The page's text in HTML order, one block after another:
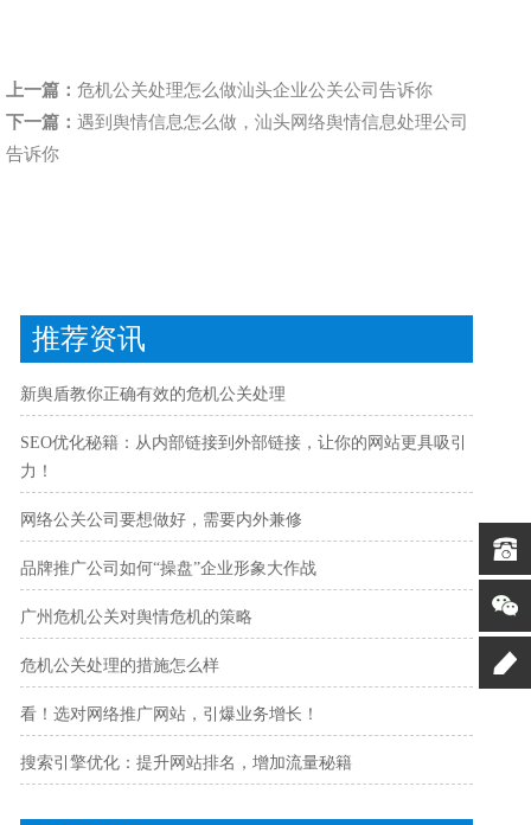
上一篇： 危机公关处理怎么做汕头企业公关公司告诉你
下一篇： 遇到舆情信息怎么做，汕头网络舆情信息处理公司
告诉你
推荐资讯
新舆盾教你正确有效的危机公关处理
SEO优化秘籍：从内部链接到外部链接，让你的网站更具吸引
力！
网络公关公司要想做好，需要内外兼修
品牌推广公司如何“操盘”企业形象大作战
广州危机公关对舆情危机的策略
危机公关处理的措施怎么样
看！选对网络推广网站，引爆业务增长！
搜索引擎优化：提升网站排名，增加流量秘籍